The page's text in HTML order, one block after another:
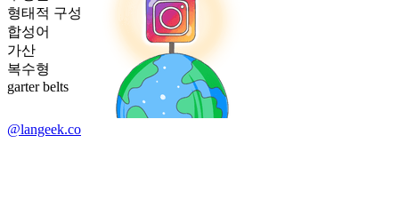
형태적 구성
합성어
가산
복수형
garter belts
@langeek.co